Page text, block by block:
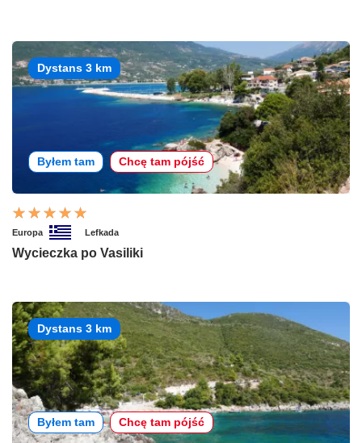
Dystans 3 km
Byłem tam Chcę tam pójść
Europa Lefkada
Wycieczka po Vasiliki
Dystans 3 km
Byłem tam Chcę tam pójść